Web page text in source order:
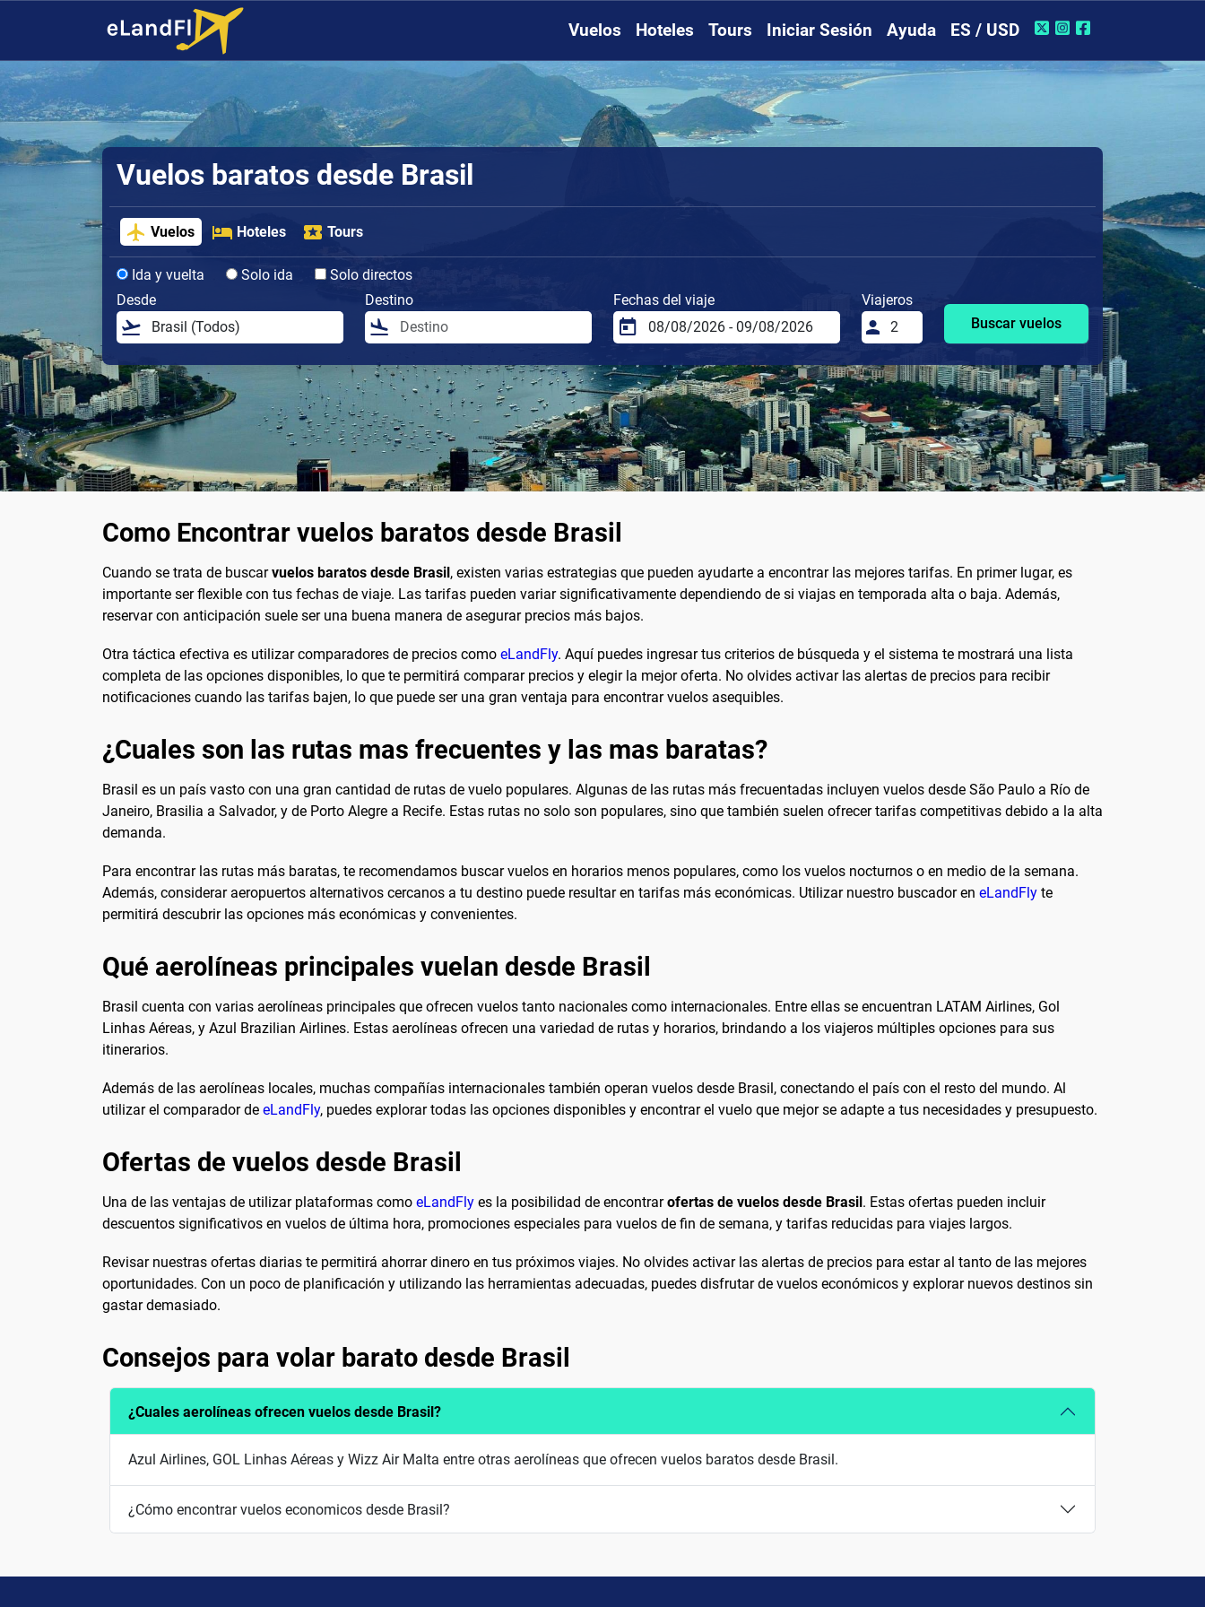
Vuelos Hoteles Tours Iniciar Sesión Ayuda ES / USD
Vuelos baratos desde Brasil
Vuelos Hoteles Tours
Ida y vuelta Solo ida
Solo directos
Desde
Destino Fechas del viaje
Viajeros
Buscar vuelos
Como Encontrar vuelos baratos desde Brasil
Cuando se trata de buscarvuelos baratos desde Brasil , existen varias estrategias que pueden ayudarte a encontrar las mejores tarifas. En primer lugar, es
importante ser flexible con tus fechas de viaje. Las tarifas pueden variar significativamente dependiendo de si viajas en temporada alta o baja. Además,
reservar con anticipación suele ser una buena manera de asegurar precios más bajos.
Otra táctica efectiva es utilizar comparadores de precios como eLandFly. Aquí puedes ingresar tus criterios de búsqueda y el sistema te mostrará una lista
completa de las opciones disponibles, lo que te permitirá comparar precios y elegir la mejor oferta. No olvides activar las alertas de precios para recibir
notificaciones cuando las tarifas bajen, lo que puede ser una gran ventaja para encontrar vuelos asequibles.
¿Cuales son las rutas mas frecuentes y las mas baratas?
Brasil es un país vasto con una gran cantidad de rutas de vuelo populares. Algunas de las rutas más frecuentadas incluyen vuelos desde São Paulo a Río de
Janeiro, Brasilia a Salvador, y de Porto Alegre a Recife. Estas rutas no solo son populares, sino que también suelen ofrecer tarifas competitivas debido a la alta
demanda.
Para encontrar las rutas más baratas, te recomendamos buscar vuelos en horarios menos populares, como los vuelos nocturnos o en medio de la semana.
Además, considerar aeropuertos alternativos cercanos a tu destino puede resultar en tarifas más económicas. Utilizar nuestro buscador en eLandFly te
permitirá descubrir las opciones más económicas y convenientes.
Qué aerolíneas principales vuelan desde Brasil
Brasil cuenta con varias aerolíneas principales que ofrecen vuelos tanto nacionales como internacionales. Entre ellas se encuentran LATAM Airlines, Gol
Linhas Aéreas, y Azul Brazilian Airlines. Estas aerolíneas ofrecen una variedad de rutas y horarios, brindando a los viajeros múltiples opciones para sus
itinerarios.
Además de las aerolíneas locales, muchas compañías internacionales también operan vuelos desde Brasil, conectando el país con el resto del mundo. Al
utilizar el comparador de eLandFly, puedes explorar todas las opciones disponibles y encontrar el vuelo que mejor se adapte a tus necesidades y presupuesto.
Ofertas de vuelos desde Brasil
Una de las ventajas de utilizar plataformas como eLandFly es la posibilidad de encontrarofertas de vuelos desde Brasil. Estas ofertas pueden incluir
descuentos significativos en vuelos de última hora, promociones especiales para vuelos de fin de semana, y tarifas reducidas para viajes largos.
Revisar nuestras ofertas diarias te permitirá ahorrar dinero en tus próximos viajes. No olvides activar las alertas de precios para estar al tanto de las mejores
oportunidades. Con un poco de planificación y utilizando las herramientas adecuadas, puedes disfrutar de vuelos económicos y explorar nuevos destinos sin
gastar demasiado.
Consejos para volar barato desde Brasil
¿Cuales aerolíneas ofrecen vuelos desde Brasil?
Azul Airlines, GOL Linhas Aéreas y Wizz Air Malta entre otras aerolíneas que ofrecen vuelos baratos desde Brasil.
¿Cómo encontrar vuelos economicos desde Brasil?